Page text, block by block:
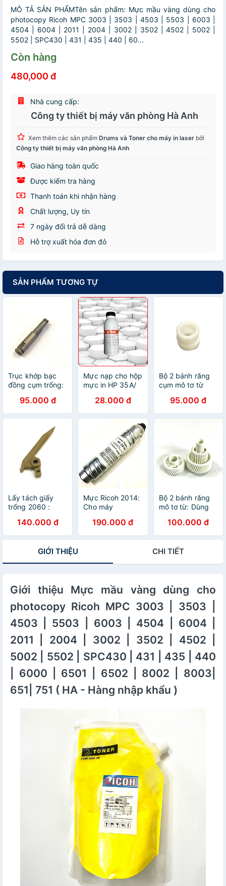
MÔ TẢ SẢN PHẨMTên sản phẩm: Mực mầu vàng dùng cho
photocopy Ricoh MPC 3003 | 3503 | 4503 | 5503 | 6003 |
4504 | 6004 | 2011 | 2004 | 3002 | 3502 | 4502 | 5002 |
5502 | SPC430 | 431 | 435 | 440 | 60...
Còn hàng
480,000 đ
Nhà cung cấp:
Công ty thiết bị máy văn phòng Hà Anh
Xem thêm các sản phẩm Drums và Toner cho máy in laser bởi
Công ty thiết bị máy văn phòng Hà Anh
Giao hàng toàn quốc
Được kiểm tra hàng
Thanh toán khi nhận hàng
Chất lượng, Uy tín
7 ngày đổi trả dễ dàng
Hỗ trợ xuất hóa đơn đỏ
SẢN PHẨM TƯƠNG TỰ
Trục khớp bạc
đồng cụm trống:
photocopy Ricoh
1060/ 1075/
2060/ 2075/
6500/ 7500/
8000/ 6001/
8001/9001/
6002/
6502/9002/
6503/7503 ( HA
khẩu )
95.000 đ
Mực nạp cho hộp
mực in HP 35A/
85A/ Canon 312/
313/ 325/ 326/
328/ 337
Thương hiệu HA,
Cho bản in đẹp,
kinh tế tiết kiệm
28.000 đ
Bộ 2 bánh răng
cụm mô tơ từ
Dùng cho máy
photocopy
Toshiba E 550/
723/ 850/ 853/
555/ 655/ 556/
656/ 756/ 856/
657/ 857 ( HA -
Hàng nhập khẩu
95.000 đ
Lấy tách giấy
trống 2060 :
photocopy Ricoh
1060/ 1075/
6500/ 7500/
8000/ 6001/
6502/9002/
6503/7503 ( HA
- Hàng nhập
140.000 đ
Mực Ricoh 2014:
Cho máy
MP 2014/ 2014
AD/ MP2700/
khẩu )
190.000 đ
Bộ 2 bánh răng
mô tơ từ: Dùng
photocopy Ricoh
1060/ 1075/
6500/ 7500/
6502/9002/
6503/7503 ( HA
- Hàng nhập
khẩu )
100.000 đ
GIỚI THIỆU CHI TIẾT
Giới thiệu Mực mầu vàng dùng cho
photocopy Ricoh MPC 3003 | 3503 |
4503 | 5503 | 6003 | 4504 | 6004 |
2011 | 2004 | 3002 | 3502 | 4502 |
5002 | 5502 | SPC430 | 431 | 435 | 440
| 6000 | 6501 | 6502 | 8002 | 8003|
651| 751 ( HA - Hàng nhập khẩu )